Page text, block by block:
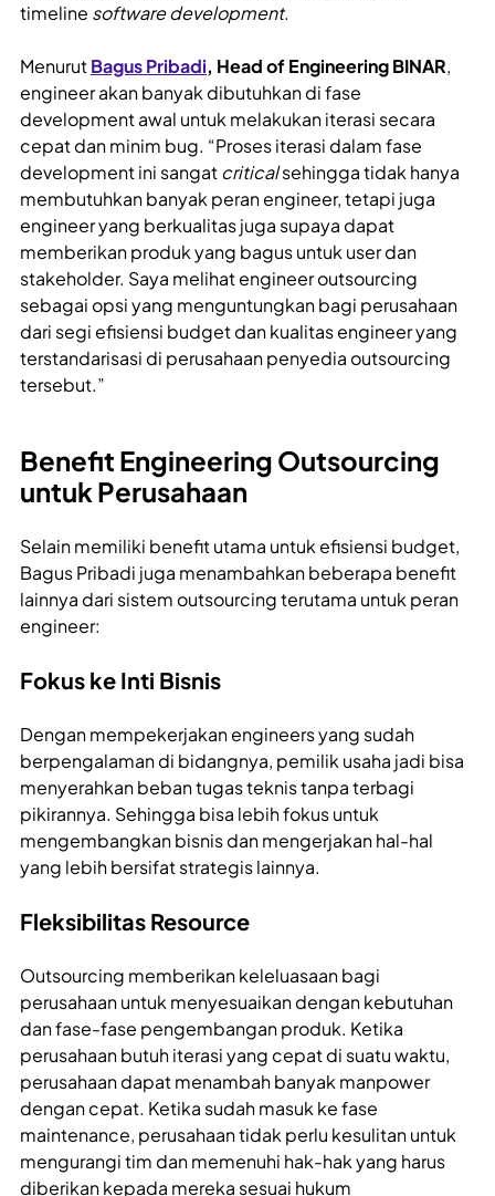
timeline software development.
MenurutBagus Pribadi, Head of Engineering BINAR,
engineer akan banyak dibutuhkan di fase
development awal untuk melakukan iterasi secara
cepat dan minim bug. “Proses iterasi dalam fase
development ini sangatcriticalsehingga tidak hanya
membutuhkan banyak peran engineer, tetapi juga
engineer yang berkualitas juga supaya dapat
memberikan produk yang bagus untuk user dan
stakeholder. Saya melihat engineer outsourcing
sebagai opsi yang menguntungkan bagi perusahaan
dari segi efisiensi budget dan kualitas engineer yang
terstandarisasi di perusahaan penyedia outsourcing
tersebut.”
Benefit Engineering Outsourcing
untuk Perusahaan
Selain memiliki benefit utama untuk efisiensi budget,
Bagus Pribadi juga menambahkan beberapa benefit
lainnya dari sistem outsourcing terutama untuk peran
engineer:
Fokus ke Inti Bisnis
Dengan mempekerjakan engineers yang sudah
berpengalaman di bidangnya, pemilik usaha jadi bisa
menyerahkan beban tugas teknis tanpa terbagi
pikirannya. Sehingga bisa lebih fokus untuk
mengembangkan bisnis dan mengerjakan hal-hal
yang lebih bersifat strategis lainnya.
Fleksibilitas Resource
Outsourcing memberikan keleluasaan bagi
perusahaan untuk menyesuaikan dengan kebutuhan
dan fase-fase pengembangan produk. Ketika
perusahaan butuh iterasi yang cepat di suatu waktu,
perusahaan dapat menambah banyak manpower
dengan cepat. Ketika sudah masuk ke fase
maintenance, perusahaan tidak perlu kesulitan untuk
mengurangi tim dan memenuhi hak-hak yang harus
diberikan kepada mereka sesuai hukum